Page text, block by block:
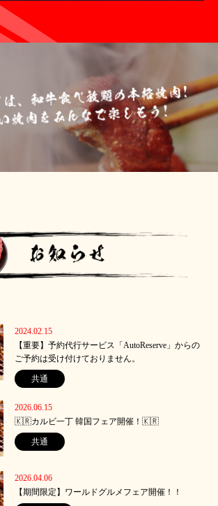
2024.02.15
【重要】予約代行サービス「AutoReserve」からの
ご予約は受け付けておりません。
共通
2026.06.15
🇰🇷カルビ一丁 韓国フェア開催！🇰🇷
共通
2026.04.06
【期間限定】ワールドグルメフェア開催！！